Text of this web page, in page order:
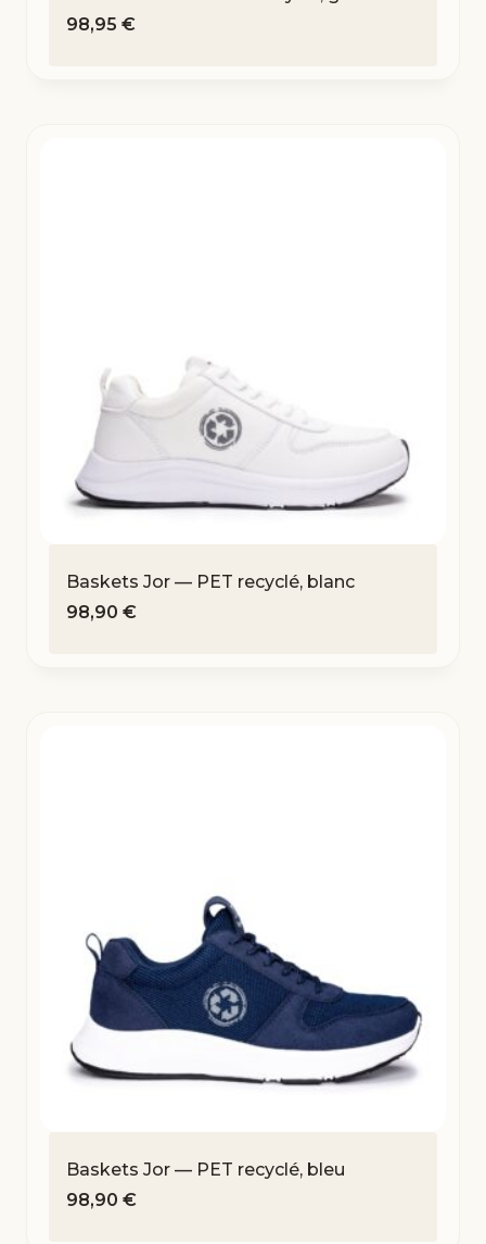
98,95 €
Baskets Jor — PET recyclé, blanc
98,90 €
Baskets Jor — PET recyclé, bleu
98,90 €